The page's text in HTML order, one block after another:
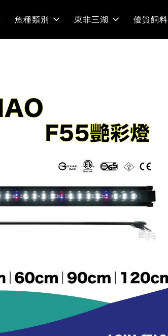
魚種類別 東非三湖 優質飼料